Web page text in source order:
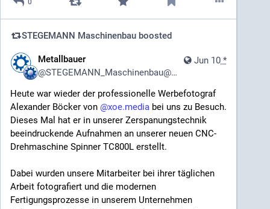
0
STEGEMANN Maschinenbau boosted
Jun 10 *
Metallbauer
@STEGEMANN_Maschinenbau@pixhub.social
Heute war wieder der professionelle Werbefotograf
Alexander Böcker von @xoe.media bei uns zu Besuch.
Dieses Mal hat er in unserer Zerspanungstechnik
beeindruckende Aufnahmen an unserer neuen CNC-
Drehmaschine Spinner TC800L erstellt.
Dabei wurden unsere Mitarbeiter bei ihrer täglichen
Arbeit fotografiert und die modernen
Fertigungsprozesse in unserem Unternehmen